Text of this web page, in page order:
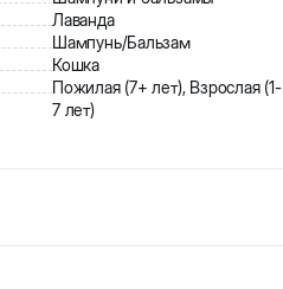
Лаванда
Шампунь/Бальзам
Кошка
Пожилая (7+ лет), Взрослая (1-
7 лет)